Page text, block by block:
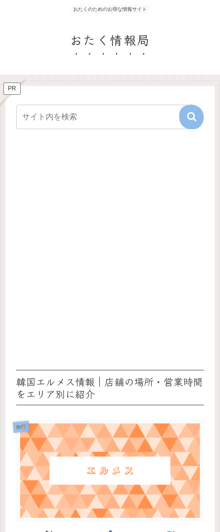
おたくのためのお得な情報サイト
おたく情報局
PR
韓国エルメス情報｜店舗の場所・営業時間
をエリア別に紹介
旅行